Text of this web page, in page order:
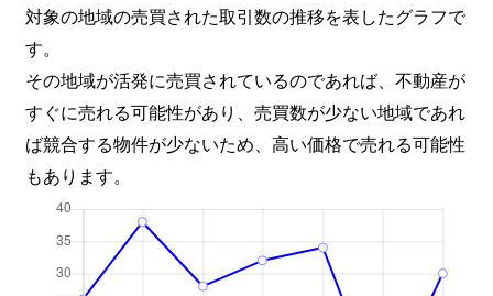
対象の地域の売買された取引数の推移を表したグラフで
す。
その地域が活発に売買されているのであれば、不動産が
すぐに売れる可能性があり、売買数が少ない地域であれ
ば競合する物件が少ないため、高い価格で売れる可能性
もあります。